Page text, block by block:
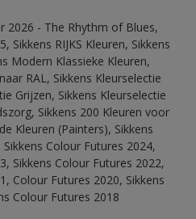
2026 - The Rhythm of Blues,
Sikkens RIJKS Kleuren, Sikkens
Modern Klassieke Kleuren,
RAL, Sikkens Kleurselectie
Grijzen, Sikkens Kleurselectie
Sikkens 200 Kleuren voor
Kleuren (Painters), Sikkens
Colour Futures 2024,
Sikkens Colour Futures 2022,
Colour Futures 2020, Sikkens
Colour Futures 2018